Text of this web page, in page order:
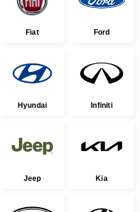
Fiat Ford
Hyundai Infiniti
Jeep Kia